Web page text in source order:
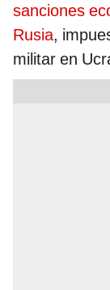
sanciones
Rusia,
militar en